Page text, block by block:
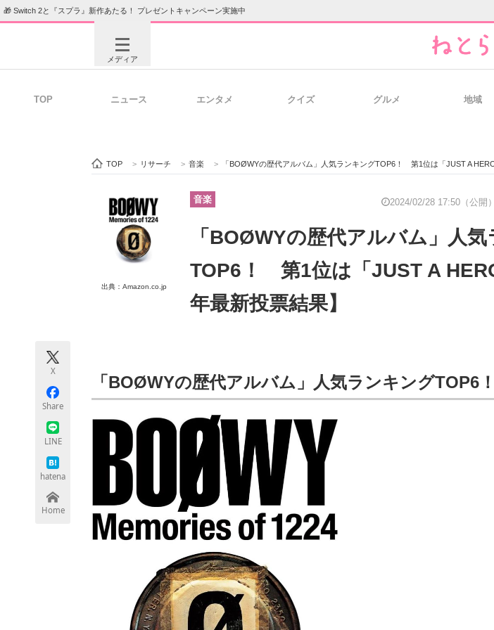
🎁 Switch 2と『スプラ』新作あたる！ プレゼントキャンペーン実施中
メディア
ビジネスと働き方のヒント
ITエンジニア向け専門サイト
ちょっと気になるネットの話題
TOP ニュース エンタメ クイズ グルメ 地域
TOP > リサーチ > 音楽 > 「BOØWYの歴代アルバム」人気ランキングTOP6！ 第1位は「JUST A
出典：Amazon.co.jp
音楽 2024/02/28 17:50（公開）
「BOØWYの歴代アルバム」人
TOP6！ 第1位は「JUST A
年最新投票結果】
X
Share
LINE
hatena
Home
「BOØWYの歴代アルバム」人気ランキングTOP6！